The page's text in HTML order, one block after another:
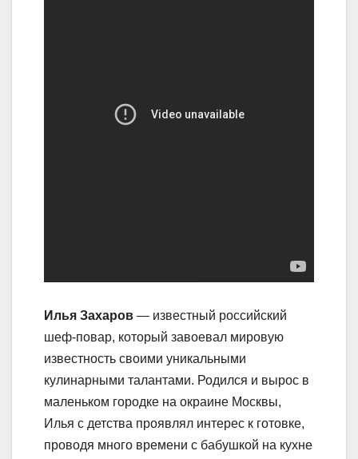
Илья Захаров — известный российский
шеф-повар, который завоевал мировую
известность своими уникальными
кулинарными талантами. Родился и вырос в
маленьком городке на окраине Москвы,
Илья с детства проявлял интерес к готовке,
проводя много времени с бабушкой на кухне